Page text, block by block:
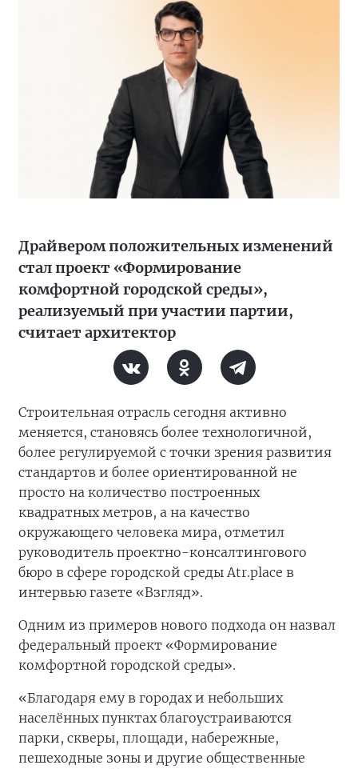
Драйвером положительных изменений
стал проект «Формирование
комфортной городской среды»,
реализуемый при участии партии,
считает архитектор
Строительная отрасль сегодня активно
меняется, становясь более технологичной,
более регулируемой с точки зрения развития
стандартов и более ориентированной не
просто на количество построенных
квадратных метров, а на качество
окружающего человека мира, отметил
руководитель проектно-консалтингового
бюро в сфере городской среды Atr.place в
интервью газете «Взгляд».
Одним из примеров нового подхода он назвал
федеральный проект «Формирование
комфортной городской среды».
«Благодаря ему в городах и небольших
населённых пунктах благоустраиваются
парки, скверы, площади, набережные,
пешеходные зоны и другие общественные